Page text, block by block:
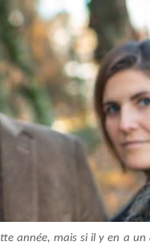
année, mais si il y en a